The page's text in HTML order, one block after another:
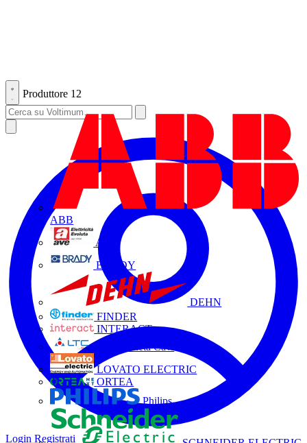
Produttore 12
ABB
AVE
BRADY
DEHN
FINDER
INTERACT
La Triveneta Cavi
LOVATO ELECTRIC
ORTEA
Philips
Login Registrati